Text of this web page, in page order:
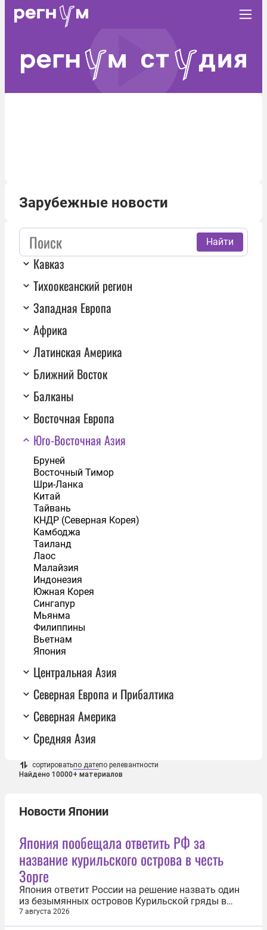
Зарубежные новости
Найти
Кавказ
Тихоокеанский регион
Западная Европа
Африка
Латинская Америка
Ближний Восток
Балканы
Восточная Европа
Юго-Восточная Азия
Бруней
Восточный Тимор
Шри-Ланка
Китай
Тайвань
КНДР (Северная Корея)
Камбоджа
Таиланд
Лаос
Малайзия
Индонезия
Южная Корея
Сингапур
Мьянма
Филиппины
Вьетнам
Япония
Центральная Азия
Северная Европа и Прибалтика
Северная Америка
Средняя Азия
сортироватьпо датепо релевантности
Найдено 10000+ материалов
Новости Японии
Япония пообещала ответить РФ за
название курильского острова в честь
Зорге
Япония ответит России на решение назвать один
из безымянных островов Курильской гряды в
честь советского разведчика Рихарда Зорге. Об
этом заявил 7 августа генеральный секретарь
7 августа 2026